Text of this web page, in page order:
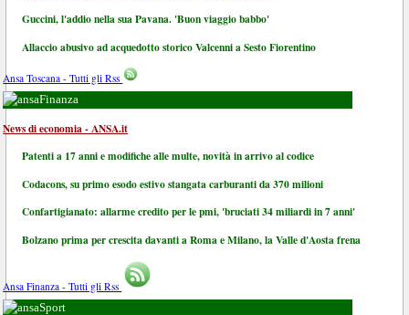
Guccini, l'addio nella sua Pavana. 'Buon viaggio babbo'
Allaccio abusivo ad acquedotto storico Valcenni a Sesto Fiorentino
Ansa Toscana - Tutti gli Rss
Finanza
News di economia - ANSA.it
Patenti a 17 anni e modifiche alle multe, novità in arrivo al codice
Codacons, su primo esodo estivo stangata carburanti da 370 milioni
Confartigianato: allarme credito per le pmi, 'bruciati 34 miliardi in 7 anni'
Bolzano prima per crescita davanti a Roma e Milano, la Valle d'Aosta frena
Ansa Finanza - Tutti gli Rss
Sport